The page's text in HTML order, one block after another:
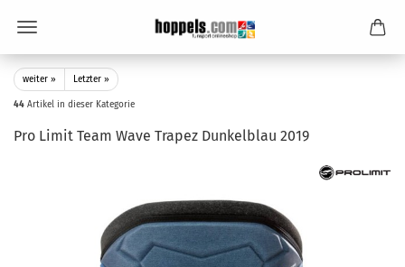
weiter » Letzter »
44 Artikel in dieser Kategorie
Pro Limit Team Wave Trapez Dunkelblau 2019